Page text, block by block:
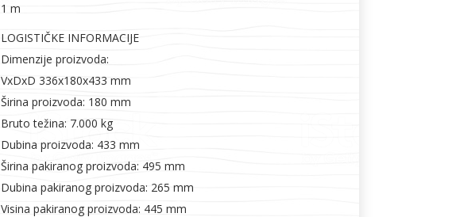
1 m
LOGISTIČKE INFORMACIJE
Dimenzije proizvoda:
VxDxD 336x180x433 mm
Širina proizvoda: 180 mm
Bruto težina: 7.000 kg
Dubina proizvoda: 433 mm
Širina pakiranog proizvoda: 495 mm
Dubina pakiranog proizvoda: 265 mm
Visina pakiranog proizvoda: 445 mm